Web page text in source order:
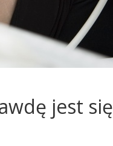
jest